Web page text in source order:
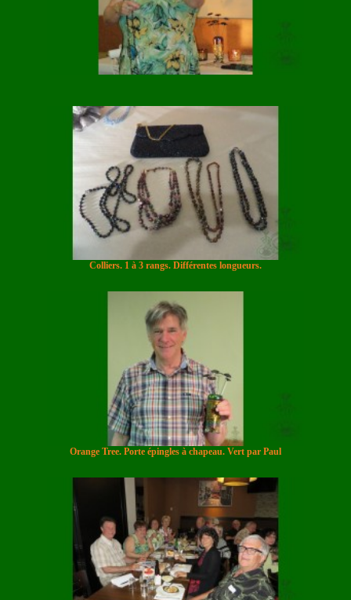
Colliers. 1 à 3 rangs. Différentes longueurs.
Orange Tree. Porte épingles à chapeau. Vert par Paul